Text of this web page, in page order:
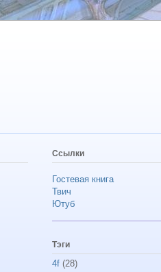
Ссылки
Гостевая книга
Твич
Ютуб
Тэги
4f (28)